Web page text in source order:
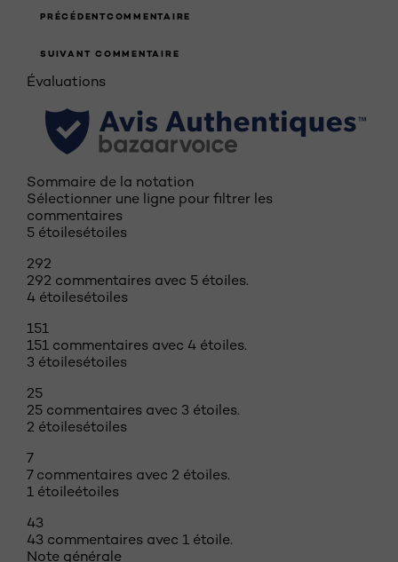
PRÉCÉDENTCOMMENTAIRE
SUIVANT COMMENTAIRE
Évaluations
Sommaire de la notation
Sélectionner une ligne pour filtrer les
commentaires
5 étoilesétoiles
292
292 commentaires avec 5 étoiles.
4 étoilesétoiles
151
151 commentaires avec 4 étoiles.
3 étoilesétoiles
25
25 commentaires avec 3 étoiles.
2 étoilesétoiles
7
7 commentaires avec 2 étoiles.
1 étoileétoiles
43
43 commentaires avec 1 étoile.
Note générale